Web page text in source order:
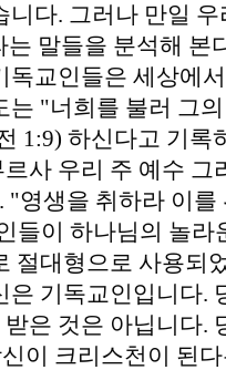
니다. 그러나 만일
말들을 분석해 본
독교인들은 세상에
는 "너희를 불러 그
1:9) 하신다고 기
사 우리 주 예수
"영생을 취하라 이
들이 하나님의 놀
절대형으로 사용되
은 기독교인입니다.
은 것은 아닙니다.
이 크리스천이 된